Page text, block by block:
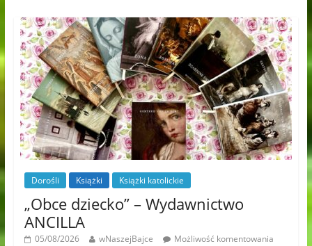
Dorośli Książki Książki katolickie
„Obce dziecko” – Wydawnictwo
ANCILLA
05/08/2026 wNaszejBajce
Możliwość komentowania